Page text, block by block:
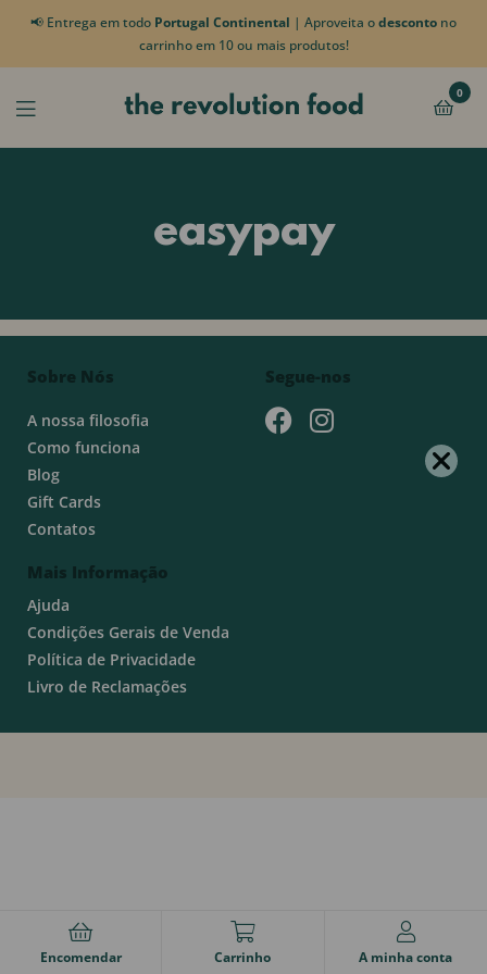
📢 Entrega em todo Portugal Continental | Aproveita odesconto no
carrinho em 10 ou mais produtos!
0
easypay
Sobre Nós
A nossa filosofia
Como funciona
Blog
Gift Cards
Contatos
Mais Informação
Ajuda
Condições Gerais de Venda
Política de Privacidade
Livro de Reclamações
Segue-nos
Encomendar Carrinho A minha conta